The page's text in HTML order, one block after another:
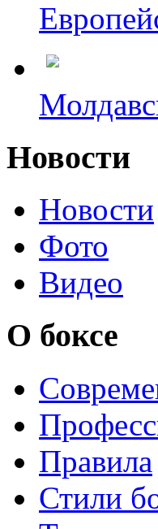
Новости
Новости
Фото
Видео
О боксе
Правила
Стили